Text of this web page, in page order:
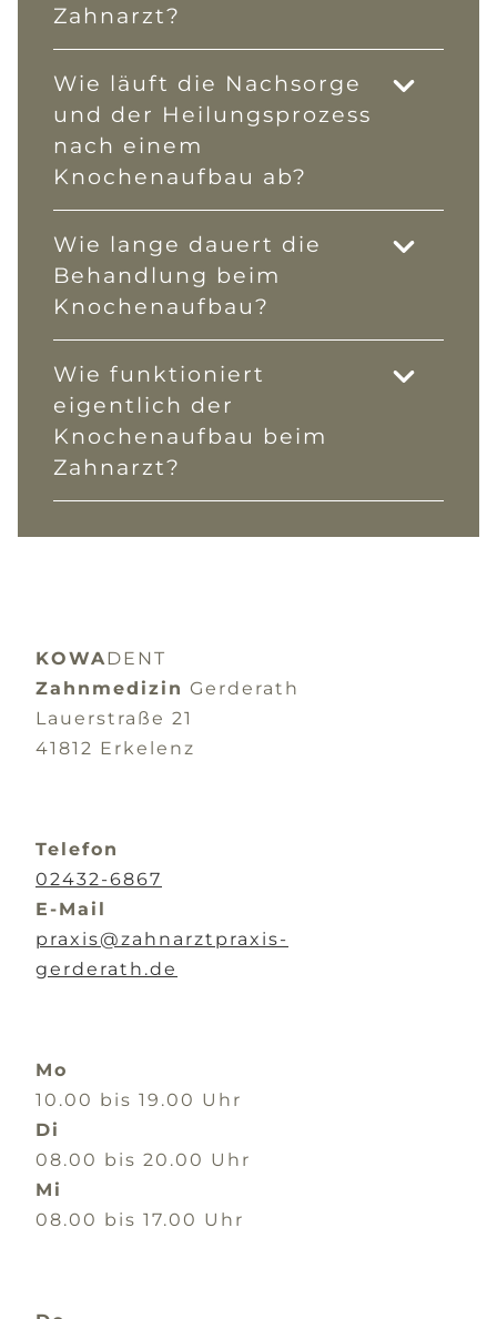
Zahnarzt?
Wie läuft die Nachsorge
und der Heilungsprozess
nach einem
Knochenaufbau ab?
Wie lange dauert die
Behandlung beim
Knochenaufbau?
Wie funktioniert
eigentlich der
Knochenaufbau beim
Zahnarzt?
KOWADENT
Zahnmedizin Gerderath
Lauerstraße 21
41812 Erkelenz
Telefon
02432-6867
E-Mail
praxis@zahnarztpraxis-
gerderath.de
Mo
10.00 bis 19.00 Uhr
Di
08.00 bis 20.00 Uhr
Mi
08.00 bis 17.00 Uhr